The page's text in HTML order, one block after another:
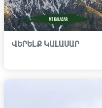
ՎԵՐԵԼՔ ԿԱԼԱՍԱՐ